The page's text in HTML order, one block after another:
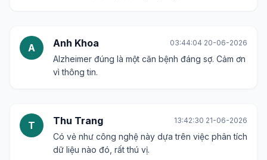
A Anh Khoa 03:44:04 20-06-2026
Alzheimer đúng là một căn bệnh đáng sợ. Cảm ơn
vì thông tin.
T Thu Trang 13:42:30 21-06-2026
Có vẻ như công nghệ này dựa trên việc phân tích
dữ liệu nào đó, rất thú vị.